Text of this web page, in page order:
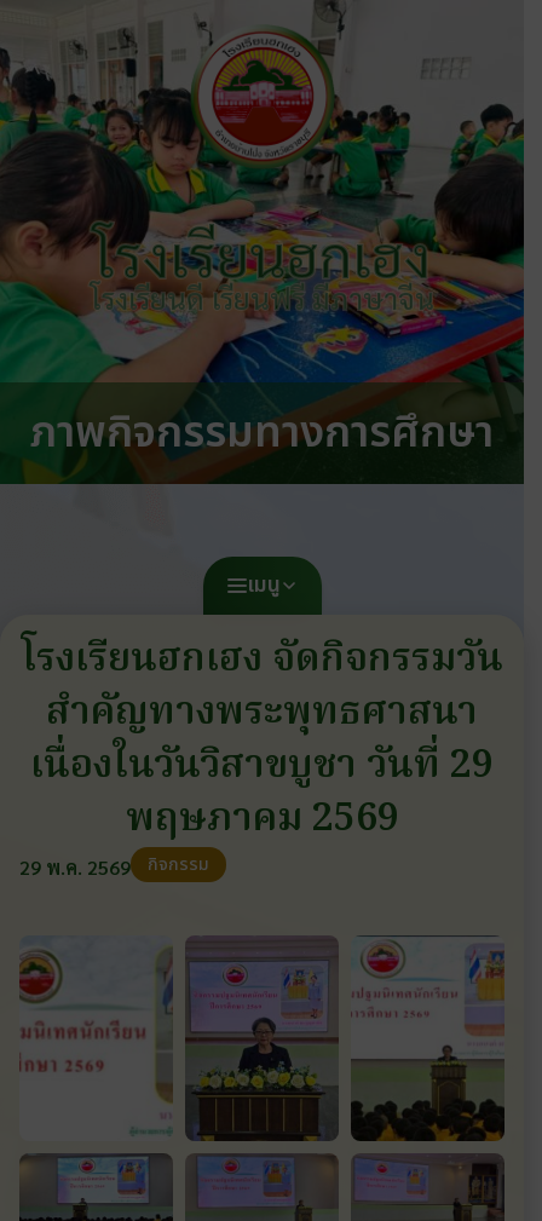
โรงเรียนฮกเฮง
โรงเรียนดี เรียนฟรี มีภาษาจีน
ภาพกิจกรรมทางการศึกษา
เมนู
โรงเรียนฮกเฮง จัดกิจกรรมวัน
สำคัญทางพระพุทธศาสนา
เนื่องในวันวิสาขบูชา วันที่ 29
พฤษภาคม 2569
29 พ.ค. 2569 กิจกรรม